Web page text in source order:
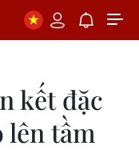
kết đặc
lên tầm